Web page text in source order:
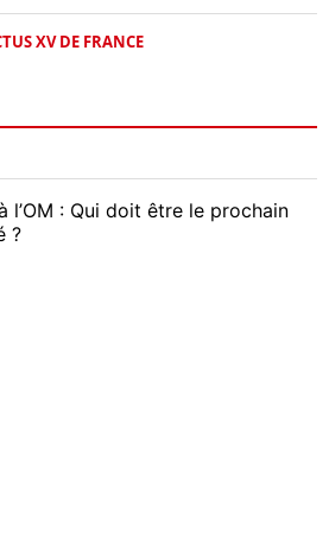
XV DE FRANCE
l’OM : Qui doit être le prochain
?